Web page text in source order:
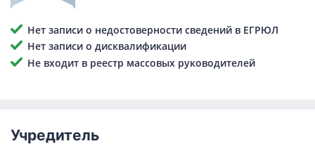
Нет записи о недостоверности сведений в ЕГРЮЛ
Нет записи о дисквалификации
Не входит в реестр массовых руководителей
Учредитель